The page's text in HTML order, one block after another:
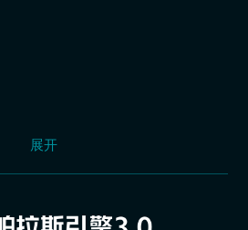
展开